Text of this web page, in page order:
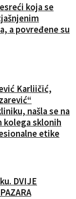
koja se
a povređene su
Karliičić,
našla se na
kolega sklonih
etike
DVIJE